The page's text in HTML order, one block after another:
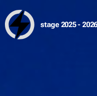
stage 2025 -